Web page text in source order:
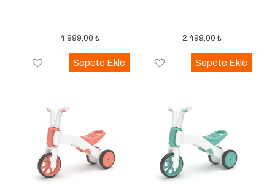
4.999,00 ₺
Sepete Ekle
2.499,00 ₺
Sepete Ekle